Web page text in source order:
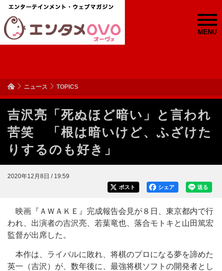
MENU
ニュース TOPICS
吉沢亮「死ぬほど暗い」と言われ
苦笑 「根は暗いけど、ふざけた
りするのも好き」
2020年12月8日 / 19:59
送る
シェア
ポスト
映画『ＡＷＡＫＥ』完成報告会見が８日、東京都内で行
われ、出演者の吉沢亮、若葉竜也、落合モトキと山田篤宏
監督が出席した。
本作は、ライバルに敗れ、将棋のプロになる夢を諦めた
英一（吉沢）が、数年後に、最強将棋ソフトの開発者とし